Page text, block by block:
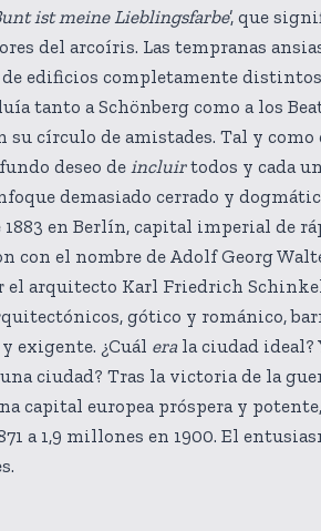
ist meine Lieblingsfarbe’, que
del arcoíris. Las tempranas
edificios completamente
tanto a Schönberg como a los
su círculo de amistades. Tal y
deseo de incluirtodos y cada
demasiado cerrado y
en Berlín, capital imperial de
con el nombre de Adolf Georg
el arquitecto Karl Friedrich
gótico y románico,
exigente. ¿Cuál era la ciudad ideal?
ciudad? Tras la victoria de la
capital europea próspera y
a 1,9 millones en 1900. El